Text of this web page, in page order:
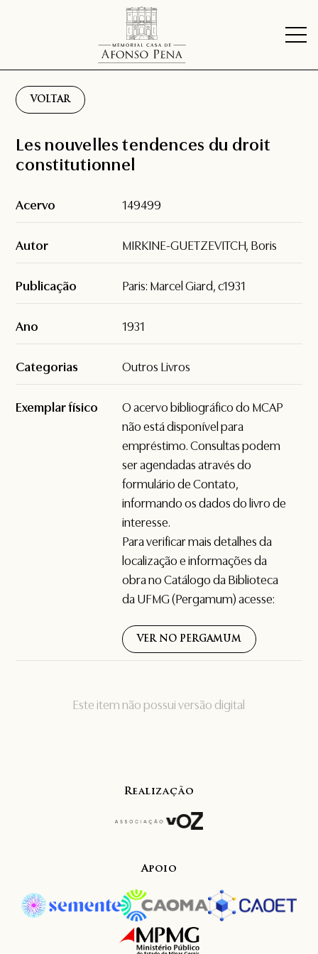
VOLTAR
Este item não possui versão digital
Les nouvelles tendences du droit
constitutionnel
Acervo 149499
Autor MIRKINE-GUETZEVITCH, Boris
Publicação Paris: Marcel Giard, c1931
Ano 1931
Categorias Outros Livros
Exemplar físico
O acervo bibliográfico do MCAP
não está disponível para
empréstimo. Consultas podem
ser agendadas através do
formulário deContato,
informando os dados do livro de
interesse.
Para verificar mais detalhes da
localização e informações da
obra no Catálogo da Biblioteca
da UFMG (Pergamum) acesse:
VER NO PERGAMUM
Realização
Apoio